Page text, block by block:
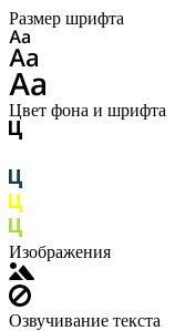
Размер шрифта
Цвет фона и шрифта
Изображения
Озвучивание текста